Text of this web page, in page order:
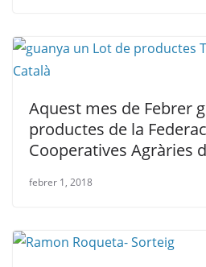
Aquest mes de Febrer
productes de la
Cooperatives Agràries
febrer 1, 2018